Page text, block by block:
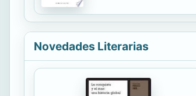
Novedades Literarias